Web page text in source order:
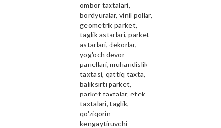
ombor taxtalari,
bordyuralar, vinil pollar,
geometrik parket,
taglik astarlari, parket
astarlari, dekorlar,
yog'och devor
panellari, muhandislik
taxtasi, qattiq taxta,
balıksırtı parket,
parket taxtalar, etek
taxtalari, taglik,
qo'ziqorin
kengaytiruvchi